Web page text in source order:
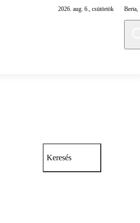
2026. aug. 6., csütörtök Berta,
Keresés